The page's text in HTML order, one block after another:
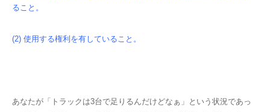
ること。
(2) 使用する権利を有していること。
あなたが「トラックは3台で足りるんだけどなぁ」という状況であっ